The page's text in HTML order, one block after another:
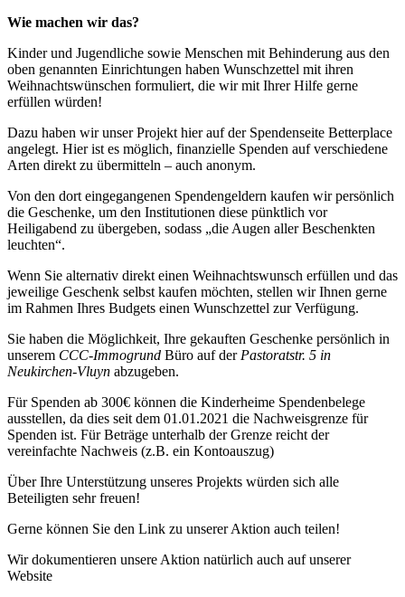
Wie machen wir das?
Kinder und Jugendliche sowie Menschen mit Behinderung aus den
oben genannten Einrichtungen haben Wunschzettel mit ihren
Weihnachtswünschen formuliert, die wir mit Ihrer Hilfe gerne
erfüllen würden!
Dazu haben wir unser Projekt hier auf der Spendenseite Betterplace
angelegt. Hier ist es möglich, finanzielle Spenden auf verschiedene
Arten direkt zu übermitteln – auch anonym.
Von den dort eingegangenen Spendengeldern kaufen wir persönlich
die Geschenke, um den Institutionen diese pünktlich vor
Heiligabend zu übergeben, sodass „die Augen aller Beschenkten
leuchten“.
Wenn Sie alternativ direkt einen Weihnachtswunsch erfüllen und das
jeweilige Geschenk selbst kaufen möchten, stellen wir Ihnen gerne
im Rahmen Ihres Budgets einen Wunschzettel zur Verfügung.
Sie haben die Möglichkeit, Ihre gekauften Geschenke persönlich in
unserem CCC-Immogrund Büro auf der Pastoratstr. 5 in
Neukirchen-Vluyn abzugeben.
Für Spenden ab 300€ können die Kinderheime Spendenbelege
ausstellen, da dies seit dem 01.01.2021 die Nachweisgrenze für
Spenden ist. Für Beträge unterhalb der Grenze reicht der
vereinfachte Nachweis (z.B. ein Kontoauszug)
Über Ihre Unterstützung unseres Projekts würden sich alle
Beteiligten sehr freuen!
Gerne können Sie den Link zu unserer Aktion auch teilen!
Wir dokumentieren unsere Aktion natürlich auch auf unserer
Website